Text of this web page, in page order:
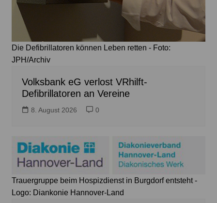
Die Defibrillatoren können Leben retten - Foto:
JPH/Archiv
Volksbank eG verlost VRhilft-
Defibrillatoren an Vereine
8. August 2026 0
Trauergruppe beim Hospizdienst in Burgdorf entsteht -
Logo: Diankonie Hannover-Land